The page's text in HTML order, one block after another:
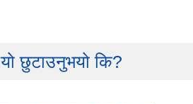
यो छुटाउनुभयो कि?